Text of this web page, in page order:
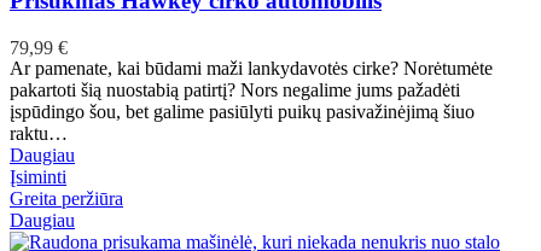
79,99 €
Ar pamenate, kai būdami maži lankydavotės cirke? Norėtumėte
pakartoti šią nuostabią patirtį? Nors negalime jums pažadėti
įspūdingo šou, bet galime pasiūlyti puikų pasivažinėjimą šiuo
raktu…
Daugiau
Įsiminti
Greita peržiūra
Daugiau